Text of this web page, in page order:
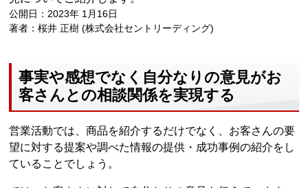
公開日：2023年 1月16日
著者：桜井 正樹 (株式会社セントリーディング)
事実や感想でなく自分なりの意見がお
客さんとの相談関係を実現する
営業活動では、商品を紹介するだけでなく、お客さんの要
望に対する提案や調べた情報の提供・成功事例の紹介をし
ていることでしょう。